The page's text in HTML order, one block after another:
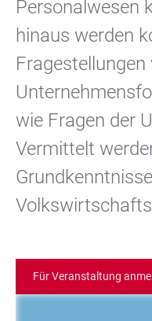
Personalwesen
hinaus werden
wie Fragen der
Vermittelt
Für Veranstaltung